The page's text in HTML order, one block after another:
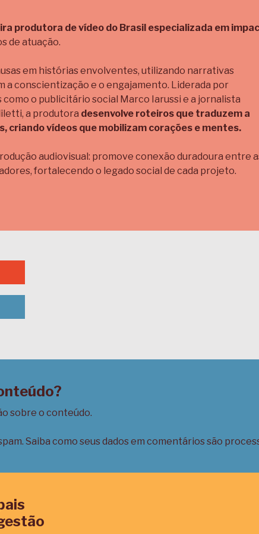
produtora de vídeo do Brasil especializada em
de atuação.
em histórias envolventes, utilizando narrativas
a conscientização e o engajamento. Liderada por
o publicitário social Marco Iarussi e a jornalista
a produtora desenvolve roteiros que traduzem a
criando vídeos que mobilizam corações e mentes.
audiovisual: promove conexão duradoura entre
fortalecendo o legado social de cada projeto.
sobre o conteúdo.
Saiba como seus dados em comentários são